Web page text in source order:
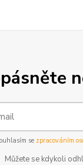
se zpracováním
Můžete se kdykoli